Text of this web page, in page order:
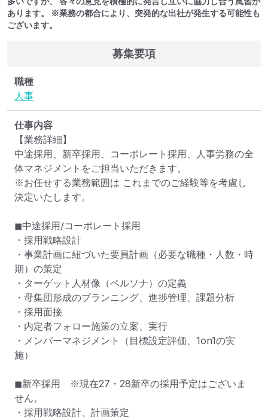
あります。 ※業務の都合により、突発的な出社が発生する可能性も
ございます。
募集要項
職種
人事
仕事内容
【業務詳細】
中途採用、新卒採用、コーポレート採用、人事労務の全
体マネジメントをご担当いただきます。
※お任せする業務範囲は これまでのご経験等を考慮し
決定いたします。
◼︎中途採用/コーポレート採用
・採用戦略設計
・事業計画に紐づいた要員計画（必要な職種・人数・時
期）の策定
・ターゲット人材像（ペルソナ）の定義
・母集団形成のプランニング、進捗管理、課題分析
・採用面接
・内定者フォロー施策の立案、実行
・メンバーマネジメント（目標設定評価、1on1の実
施）
◼︎新卒採用　※現在27・28新卒の採用予定はございま
せん。
・採用戦略設計、計画策定